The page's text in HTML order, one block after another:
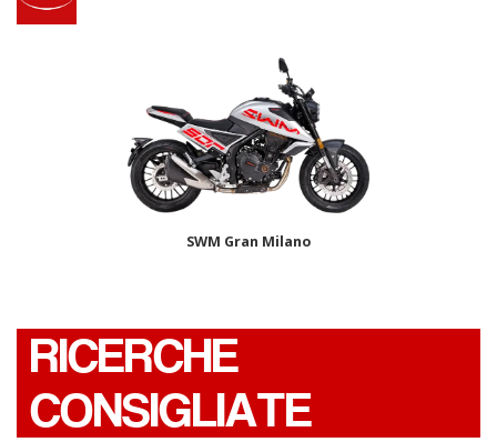
SWM Gran Milano
RICERCHE
CONSIGLIATE